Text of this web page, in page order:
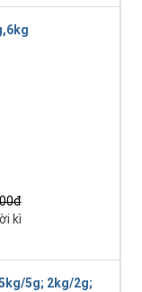
kì
5g; 2kg/2g;